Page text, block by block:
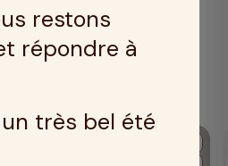
restons
répondre à
très bel été